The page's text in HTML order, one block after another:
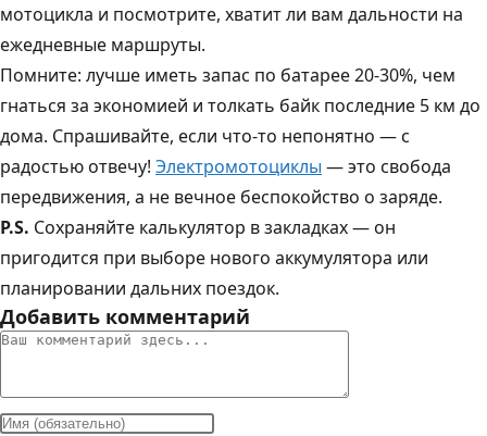
мотоцикла и посмотрите, хватит ли вам дальности на
ежедневные маршруты.
Помните: лучше иметь запас по батарее 20-30%, чем
гнаться за экономией и толкать байк последние 5 км до
дома. Спрашивайте, если что-то непонятно — с
радостью отвечу! Электромотоциклы — это свобода
передвижения, а не вечное беспокойство о заряде.
P.S. Сохраняйте калькулятор в закладках — он
пригодится при выборе нового аккумулятора или
планировании дальних поездок.
Добавить комментарий
Комментарий
Введите